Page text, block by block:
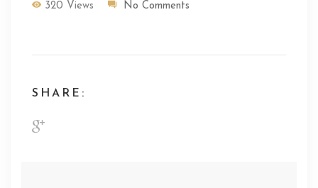
320 Views No Comments
SHARE: